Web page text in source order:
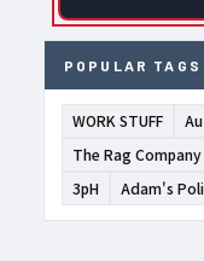
POPULAR TAGS
WORK STUFF
The Rag Company
3pH
Adam's